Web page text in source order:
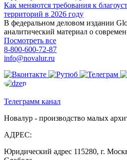
Как меняются требования к
территорий в 2026 году
В федеральном деловом издании
аналитический материал о
Посмотреть все
8-800-600-72-87
info@novalur.ru
Телеграмм канал
Новалур - производство малых
АДРЕС:
Юридический адрес 115280, г.